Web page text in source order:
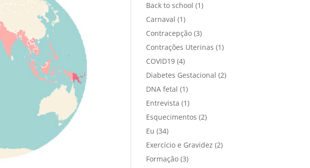
Back to school (1)
Carnaval (1)
Contracepção (3)
Contrações Uterinas (1)
COVID19 (4)
Diabetes Gestacional (2)
DNA fetal (1)
Entrevista (1)
Esquecimentos (2)
Eu (34)
Exercício e Gravidez (2)
Formação (3)